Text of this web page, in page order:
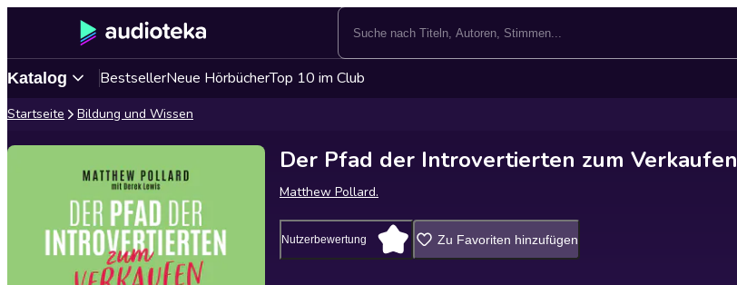
Katalog BestsellerNeue HörbücherTop 10 im Club
Startseite Bildung und Wissen
Der Pfad der Introvertierten zum Verkaufen
Matthew Pollard.
Nutzerbewertung Zu Favoriten hinzufügen